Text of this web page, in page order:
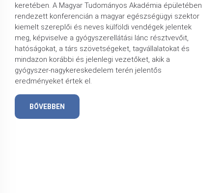
keretében. A Magyar Tudományos Akadémia épületében
rendezett konferencián a magyar egészségügyi szektor
kiemelt szereplői és neves külföldi vendégek jelentek
meg, képviselve a gyógyszerellátási lánc résztvevőit,
hatóságokat, a társ szövetségeket, tagvállalatokat és
mindazon korábbi és jelenlegi vezetőket, akik a
gyógyszer-nagykereskedelem terén jelentős
eredményeket értek el.
BŐVEBBEN